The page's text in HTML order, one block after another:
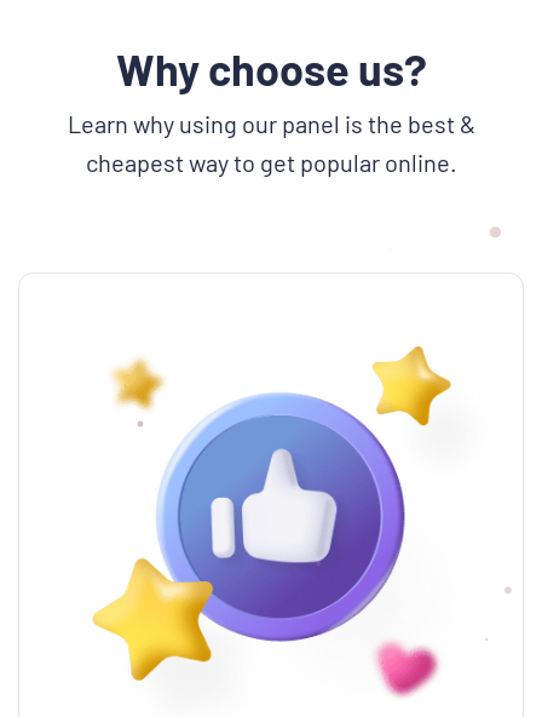
Why choose us?
Learn why using our panel is the best &
cheapest way to get popular online.